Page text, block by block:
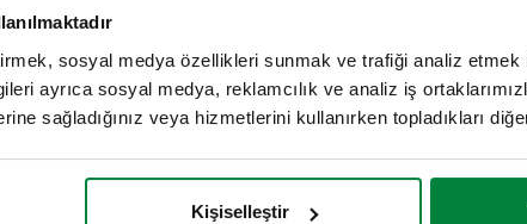
sosyal medya özellikleri sunmak ve trafiği analiz etmek
ayrıca sosyal medya, reklamcılık ve analiz iş
sağladığınız veya hizmetlerini kullanırken topladıkları
Kişiselleştir